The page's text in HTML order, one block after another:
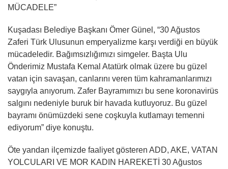
MÜCADELE”
Kuşadası Belediye Başkanı Ömer Günel, “30 Ağustos
Zaferi Türk Ulusunun emperyalizme karşı verdiği en büyük
mücadeledir. Bağımsızlığımızı simgeler. Başta Ulu
Önderimiz Mustafa Kemal Atatürk olmak üzere bu güzel
vatan için savaşan, canlarını veren tüm kahramanlarımızı
saygıyla anıyorum. Zafer Bayramımızı bu sene koronavirüs
salgını nedeniyle buruk bir havada kutluyoruz. Bu güzel
bayramı önümüzdeki sene coşkuyla kutlamayı temenni
ediyorum” diye konuştu.
Öte yandan ilçemizde faaliyet gösteren ADD, AKE, VATAN
YOLCULARI VE MOR KADIN HAREKETİ 30 Ağustos